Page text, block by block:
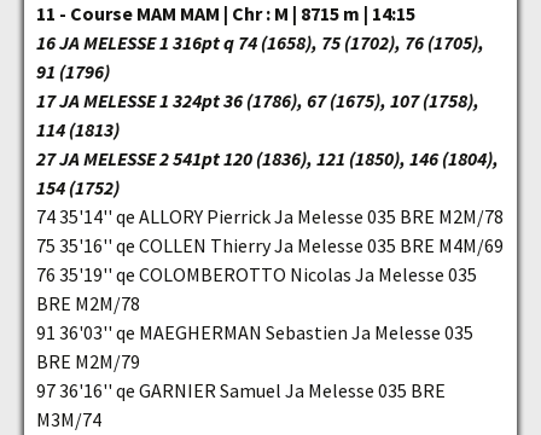
11 - Course MAM MAM | Chr : M | 8715 m | 14:15
16 JA MELESSE 1 316pt q 74 (1658), 75 (1702), 76 (1705),
91 (1796)
17 JA MELESSE 1 324pt 36 (1786), 67 (1675), 107 (1758),
114 (1813)
27 JA MELESSE 2 541pt 120 (1836), 121 (1850), 146 (1804),
154 (1752)
74 35'14'' qe ALLORY Pierrick Ja Melesse 035 BRE M2M/78
75 35'16'' qe COLLEN Thierry Ja Melesse 035 BRE M4M/69
76 35'19'' qe COLOMBEROTTO Nicolas Ja Melesse 035
BRE M2M/78
91 36'03'' qe MAEGHERMAN Sebastien Ja Melesse 035
BRE M2M/79
97 36'16'' qe GARNIER Samuel Ja Melesse 035 BRE
M3M/74